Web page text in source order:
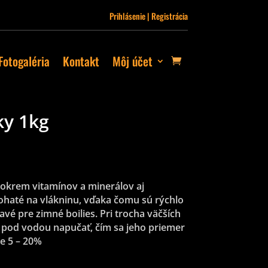
Prihlásenie | Registrácia
Kontakt Môj účet
1kg
vitamínov a minerálov aj
na vlákninu, vďaka čomu sú rýchlo
pre zimné boilies. Pri trocha väčších
vodou napučať, čím sa jeho priemer
5 – 20%